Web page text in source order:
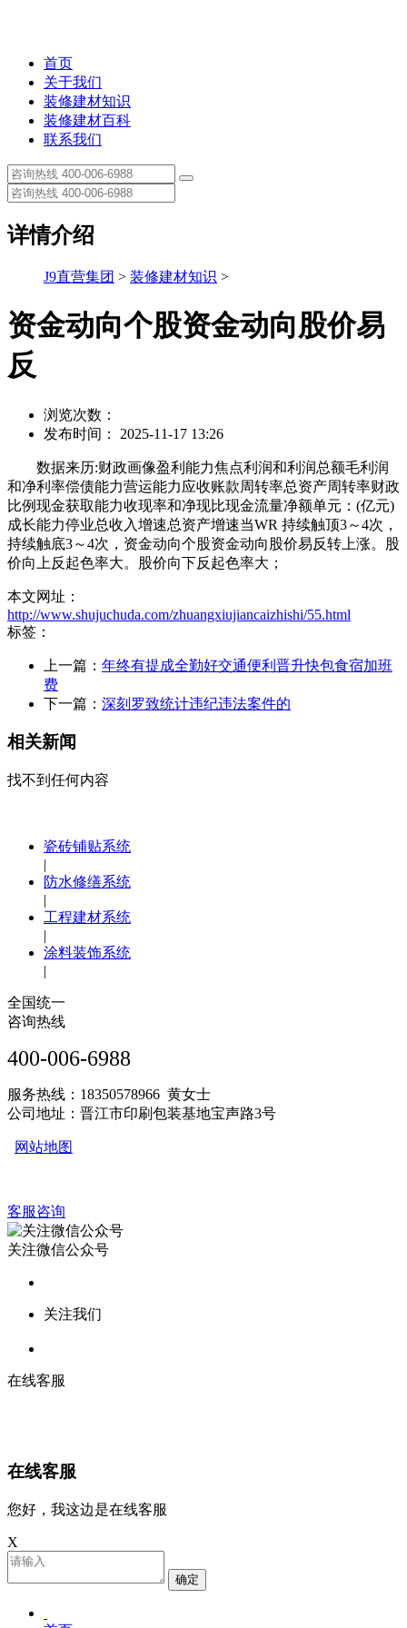
首页
关于我们
装修建材知识
装修建材百科
联系我们
详情介绍
J9直营集团 > 装修建材知识 >
资金动向个股资金动向股价易
反
浏览次数：
发布时间： 2025-11-17 13:26
数据来历:财政画像盈利能力焦点利润和利润总额毛利润
和净利率偿债能力营运能力应收账款周转率总资产周转率财政
比例现金获取能力收现率和净现比现金流量净额单元：(亿元)
成长能力停业总收入增速总资产增速当WR 持续触顶3～4次，
持续触底3～4次，资金动向个股资金动向股价易反转上涨。股
价向上反起色率大。股价向下反起色率大；
本文网址：
http://www.shujuchuda.com/zhuangxiujiancaizhishi/55.html
标签：
上一篇： 年终有提成全勤好交通便利晋升快包食宿加班
费
下一篇： 深刻罗致统计违纪违法案件的
相关新闻
找不到任何内容
瓷砖铺贴系统
|
防水修缮系统
|
工程建材系统
|
涂料装饰系统
|
全国统一
咨询热线
400-006-6988
服务热线：18350578966 黄女士
公司地址：晋江市印刷包装基地宝声路3号
网站地图
客服咨询
关注微信公众号
关注我们
在线客服
在线客服
您好，我这边是在线客服
X
确定